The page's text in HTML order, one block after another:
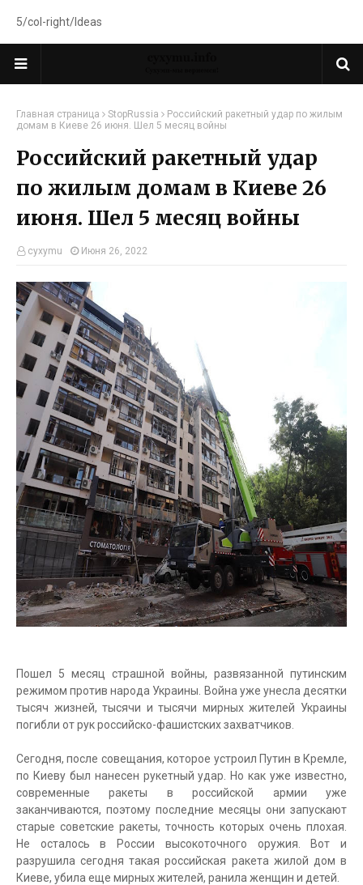
5/col-right/Ideas
Главная страница StopRussia
Российский ракетный удар по жилым
домам в Киеве 26 июня. Шел 5 месяц войны
Российский ракетный удар
по жилым домам в Киеве 26
июня. Шел 5 месяц войны
cyxymu Июня 26, 2022
Пошел 5 месяц страшной войны, развязанной путинским
режимом против народа Украины. Война уже унесла десятки
тысяч жизней, тысячи и тысячи мирных жителей Украины
погибли от рук российско-фашистских захватчиков.
Сегодня, после совещания, которое устроил Путин в Кремле,
по Киеву был нанесен рукетный удар. Но как уже известно,
современные ракеты в российской армии уже
заканчиваются, поэтому последние месяцы они запускают
старые советские ракеты, точность которых очень плохая.
Не осталось в России высокоточного оружия. Вот и
разрушила сегодня такая российская ракета жилой дом в
Киеве, убила еще мирных жителей, ранила женщин и детей.